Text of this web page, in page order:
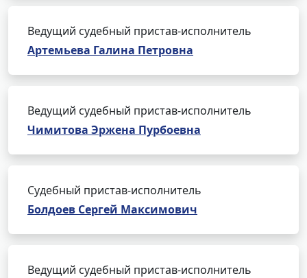
Ведущий судебный пристав-исполнитель
Артемьева Галина Петровна
Ведущий судебный пристав-исполнитель
Чимитова Эржена Пурбоевна
Судебный пристав-исполнитель
Болдоев Сергей Максимович
Ведущий судебный пристав-исполнитель